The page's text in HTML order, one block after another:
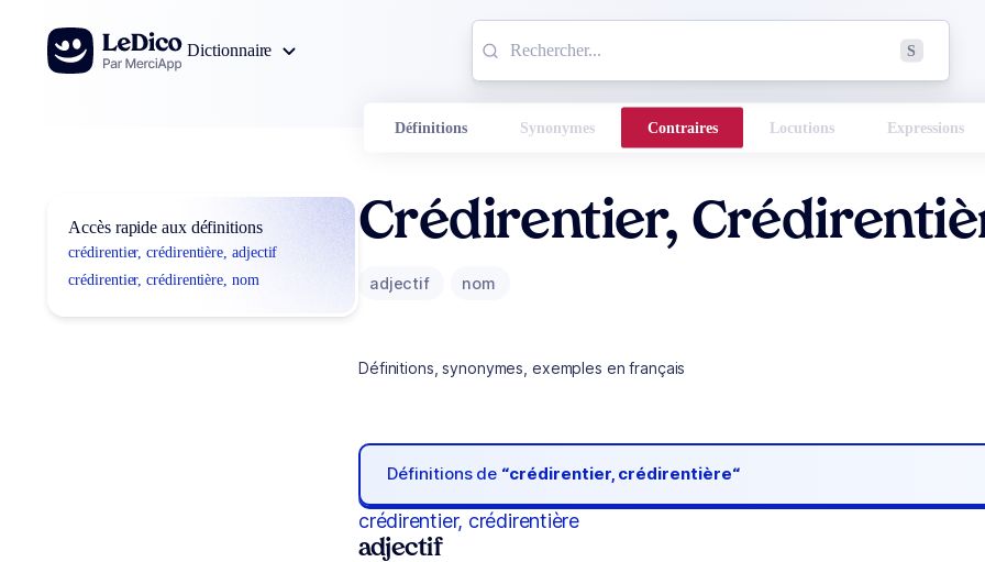
Aller au contenu
Dictionnaire
S
Définitions Synonymes Contraires Locutions Expressions
Accès rapide aux définitions
crédirentier, crédirentière, adjectif
crédirentier, crédirentière, nom
Crédirentier,
adjectif nom
Définitions, synonymes, exemples en français
Définitions de “crédirentier, crédirentière“
crédirentier, crédirentière
adjectif